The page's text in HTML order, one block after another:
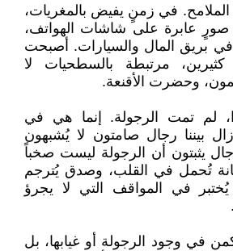
الملامح. في زمنٍ يفيض بالمغريات،
صورٍ عابرة على شاشات الهواتف،
في بريق المال والسيارات. أصبحت
مرتبطة بالسطحيات لا
وحضرت الأقنعة.
لم تمت الرجولة. إنما هي في
بيننا رجال صامتون لا يُشبهون
يثبتون أن الرجولة ليست صخباً
تُحمل في القلب، وصدق يُترجم
في المواقف التي لا يجرؤ
في وجود الرجولة أو غيابها، بل